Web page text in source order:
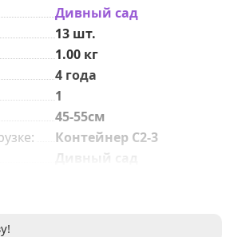
Дивный сад
13 шт.
1.00 кг
4 года
1
45-55см
:
Контейнер С2-3
Дивный сад